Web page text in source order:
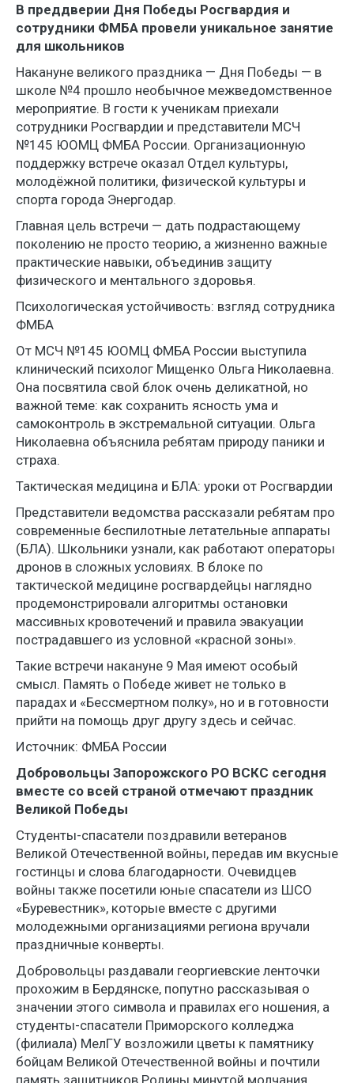
В преддверии Дня Победы Росгвардия и
сотрудники ФМБА провели уникальное занятие
для школьников
Накануне великого праздника — Дня Победы — в
школе №4 прошло необычное межведомственное
мероприятие. В гости к ученикам приехали
сотрудники Росгвардии и представители МСЧ
№145 ЮОМЦ ФМБА России. Организационную
поддержку встрече оказал Отдел культуры,
молодёжной политики, физической культуры и
спорта города Энергодар.
Главная цель встречи — дать подрастающему
поколению не просто теорию, а жизненно важные
практические навыки, объединив защиту
физического и ментального здоровья.
Психологическая устойчивость: взгляд сотрудника
ФМБА
От МСЧ №145 ЮОМЦ ФМБА России выступила
клинический психолог Мищенко Ольга Николаевна.
Она посвятила свой блок очень деликатной, но
важной теме: как сохранить ясность ума и
самоконтроль в экстремальной ситуации. Ольга
Николаевна объяснила ребятам природу паники и
страха.
Тактическая медицина и БЛА: уроки от Росгвардии
Представители ведомства рассказали ребятам про
современные беспилотные летательные аппараты
(БЛА). Школьники узнали, как работают операторы
дронов в сложных условиях. В блоке по
тактической медицине росгвардейцы наглядно
продемонстрировали алгоритмы остановки
массивных кровотечений и правила эвакуации
пострадавшего из условной «красной зоны».
Такие встречи накануне 9 Мая имеют особый
смысл. Память о Победе живет не только в
парадах и «Бессмертном полку», но и в готовности
прийти на помощь друг другу здесь и сейчас.
Источник: ФМБА России
Добровольцы Запорожского РО ВСКС сегодня
вместе со всей страной отмечают праздник
Великой Победы
Студенты-спасатели поздравили ветеранов
Великой Отечественной войны, передав им вкусные
гостинцы и слова благодарности. Очевидцев
войны также посетили юные спасатели из ШСО
«Буревестник», которые вместе с другими
молодежными организациями региона вручали
праздничные конверты.
Добровольцы раздавали георгиевские ленточки
прохожим в Бердянске, попутно рассказывая о
значении этого символа и правилах его ношения, а
студенты-спасатели Приморского колледжа
(филиала) МелГУ возложили цветы к памятнику
бойцам Великой Отечественной войны и почтили
память защитников Родины минутой молчания.